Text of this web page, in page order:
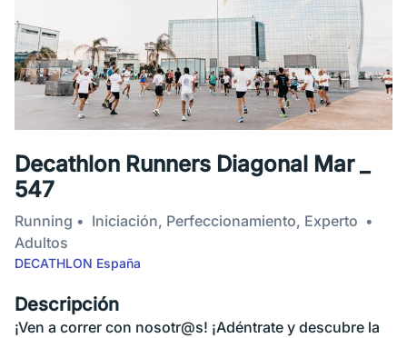
Decathlon Runners Diagonal Mar _
547
Running
Iniciación, Perfeccionamiento, Experto
Adultos
DECATHLON España
Descripción
¡Ven a correr con nosotr@s! ¡Adéntrate y descubre la